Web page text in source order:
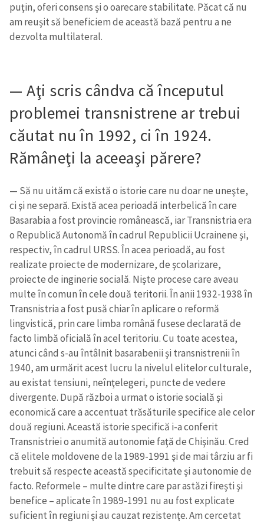
puţin, oferi consens şi o oarecare stabilitate. Păcat că nu
am reuşit să beneficiem de această bază pentru a ne
dezvolta multilateral.
— Aţi scris cândva că începutul
problemei transnistrene ar trebui
căutat nu în 1992, ci în 1924.
Rămâneţi la aceeaşi părere?
— Să nu uităm că există o istorie care nu doar ne uneşte,
ci şi ne separă. Există acea perioadă interbelică în care
Basarabia a fost provincie românească, iar Transnistria era
o Republică Autonomă în cadrul Republicii Ucrainene şi,
respectiv, în cadrul URSS. În acea perioadă, au fost
realizate proiecte de modernizare, de şcolarizare,
proiecte de inginerie socială. Nişte procese care aveau
multe în comun în cele două teritorii. În anii 1932-1938 în
Transnistria a fost pusă chiar în aplicare o reformă
lingvistică, prin care limba română fusese declarată de
facto limbă oficială în acel teritoriu. Cu toate acestea,
atunci când s-au întâlnit basarabenii şi transnistrenii în
1940, am urmărit acest lucru la nivelul elitelor culturale,
au existat tensiuni, neînţelegeri, puncte de vedere
divergente. După război a urmat o istorie socială şi
economică care a accentuat trăsăturile specifice ale celor
două regiuni. Această istorie specifică i-a conferit
Transnistriei o anumită autonomie faţă de Chişinău. Cred
că elitele moldovene de la 1989-1991 şi de mai târziu ar fi
trebuit să respecte această specificitate şi autonomie de
facto. Reformele – multe dintre care par astăzi fireşti şi
benefice – aplicate în 1989-1991 nu au fost explicate
suficient în regiuni şi au cauzat rezistenţe. Am cercetat